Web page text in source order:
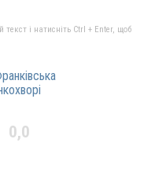
і натисніть Ctrl + Enter, щоб
0,0